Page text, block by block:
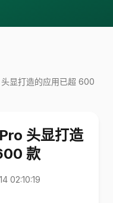
显打造的应用已超 600
头显打造
款
02:10:19